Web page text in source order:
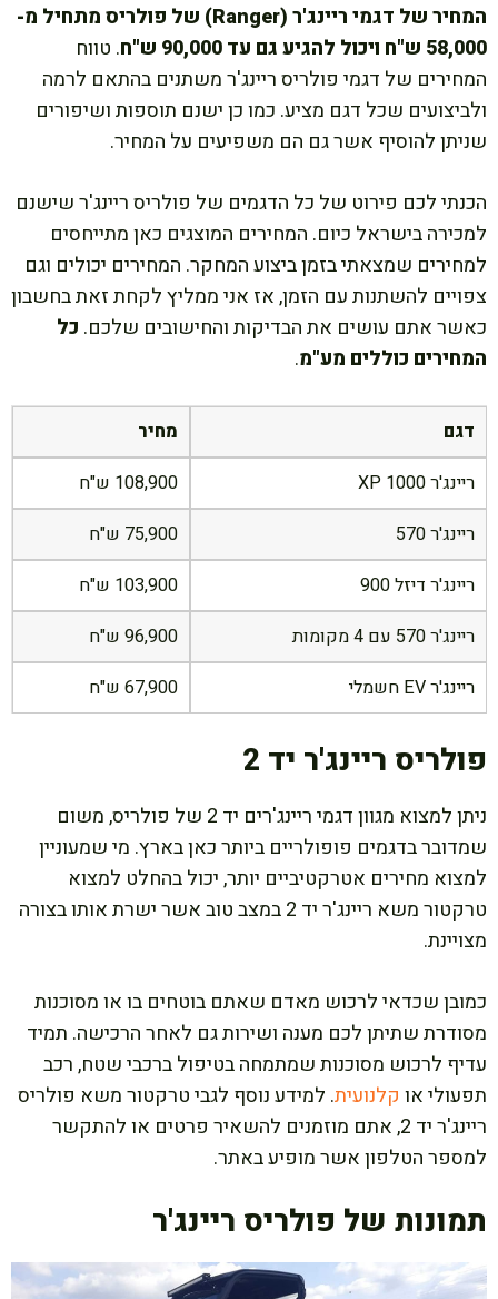
המחיר של דגמי ריינג'ר (Ranger) של פולריס מתחיל מ-
58,000 ש"ח ויכול להגיע גם עד 90,000 ש"ח
. טווח
המחירים של דגמי פולריס ריינג'ר משתנים בהתאם לרמה
ולביצועים שכל דגם מציע. כמו כן ישנם תוספות ושיפורים
שניתן להוסיף אשר גם הם משפיעים על המחיר.
הכנתי לכם פירוט של כל הדגמים של פולריס ריינג'ר שישנם
למכירה בישראל כיום. המחירים המוצגים כאן מתייחסים
למחירים שמצאתי בזמן ביצוע המחקר. המחירים יכולים וגם
צפויים להשתנות עם הזמן, אז אני ממליץ לקחת זאת בחשבון
כאשר אתם עושים את הבדיקות והחישובים שלכם. כל
המחירים כוללים מע"מ.
דגם
מחיר
ריינג'ר 1000 XP
108,900 ש"ח
ריינג'ר 570
75,900 ש"ח
ריינג'ר דיזל 900
103,900 ש"ח
ריינג'ר 570 עם 4 מקומות
96,900 ש"ח
ריינג'ר EV חשמלי
67,900 ש"ח
פולריס ריינג'ר יד 2
ניתן למצוא מגוון דגמי ריינג'רים יד 2 של פולריס, משום
שמדובר בדגמים פופולריים ביותר כאן בארץ. מי שמעוניין
למצוא מחירים אטרקטיביים יותר, יכול בהחלט למצוא
טרקטור משא ריינג'ר יד 2 במצב טוב אשר ישרת אותו בצורה
מצויינת.
כמובן שכדאי לרכוש מאדם שאתם בוטחים בו או מסוכנות
מסודרת שתיתן לכם מענה ושירות גם לאחר הרכישה. תמיד
עדיף לרכוש מסוכנות שמתמחה בטיפול ברכבי שטח, רכב
תפעולי או קלנועית. למידע נוסף לגבי טרקטור משא פולריס
ריינג'ר יד 2, אתם מוזמנים להשאיר פרטים או להתקשר
למספר הטלפון אשר מופיע באתר.
תמונות של פולריס ריינג'ר